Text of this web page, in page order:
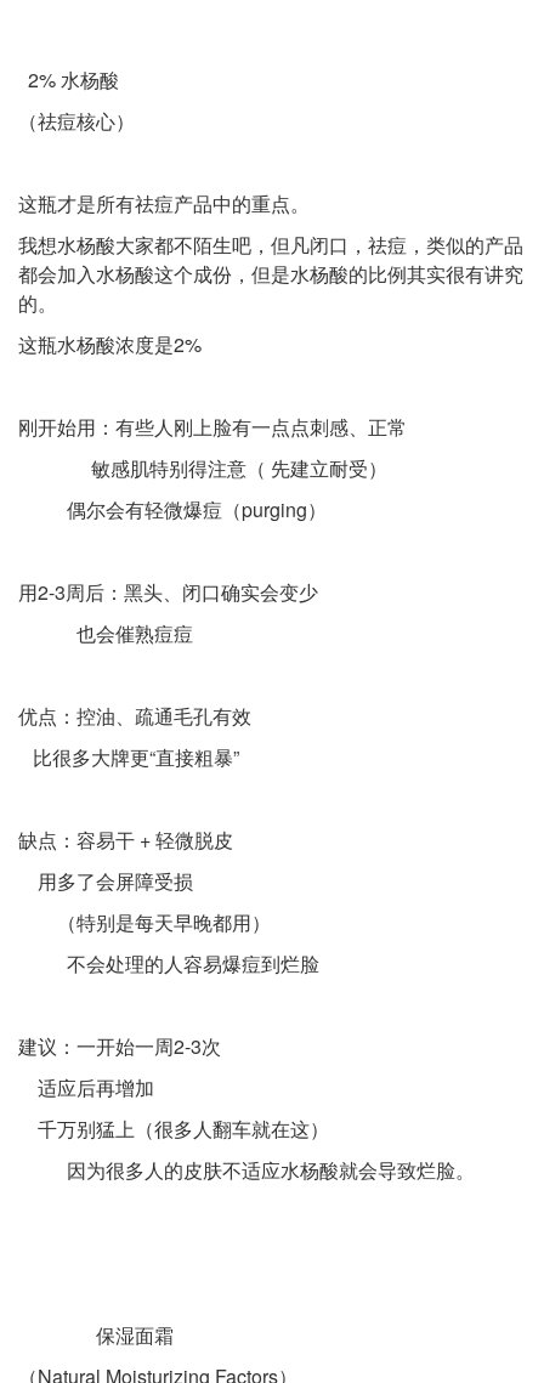
2% 水杨酸
（祛痘核心）
这瓶才是所有祛痘产品中的重点。
我想水杨酸大家都不陌生吧，但凡闭口，祛痘，类似的产品
都会加入水杨酸这个成份，但是水杨酸的比例其实很有讲究
的。
这瓶水杨酸浓度是2%
刚开始用：有些人刚上脸有一点点刺感、正常
敏感肌特别得注意（ 先建立耐受）
偶尔会有轻微爆痘（purging）
用2-3周后：黑头、闭口确实会变少
也会催熟痘痘
优点：控油、疏通毛孔有效
比很多大牌更“直接粗暴”
缺点：容易干 + 轻微脱皮
用多了会屏障受损
（特别是每天早晚都用）
不会处理的人容易爆痘到烂脸
建议：一开始一周2-3次
适应后再增加
千万别猛上（很多人翻车就在这）
因为很多人的皮肤不适应水杨酸就会导致烂脸。
保湿面霜
（Natural Moisturizing Factors）